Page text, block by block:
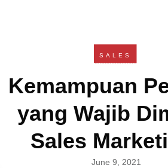
SALES
Kemampuan
yang Wajib
Sales
June 9, 2021